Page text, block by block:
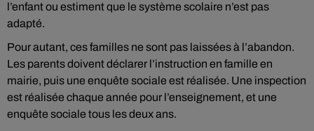
l’enfant ou estiment que le système scolaire n’est pas
adapté.
Pour autant, ces familles ne sont pas laissées à l’abandon.
Les parents doivent déclarer l’instruction en famille en
mairie, puis une enquête sociale est réalisée. Une inspection
est réalisée chaque année pour l’enseignement, et une
enquête sociale tous les deux ans.